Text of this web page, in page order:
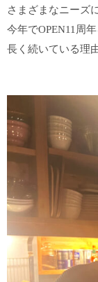
さまざまなニーズ
今年でOPEN11周
長く続いている理